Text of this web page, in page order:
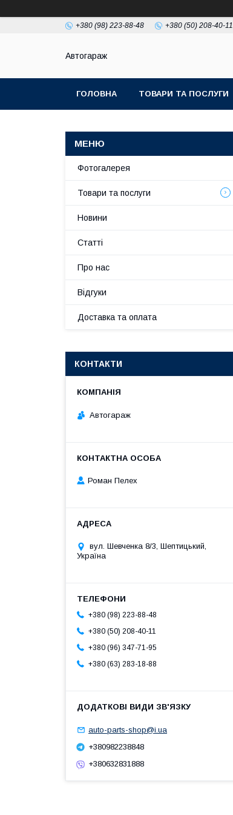
+380 (98) 223-88-48 +380 (50) 208-40-11
Автогараж
ГОЛОВНА ТОВАРИ ТА ПОСЛУГИ
Фотогалерея
Товари та послуги
Новини
Статті
Про нас
Відгуки
Доставка та оплата
КОНТАКТИ
Автогараж
Роман Пелех
вул. Шевченка 8/3, Шептицький,
Україна
+380 (98) 223-88-48
+380 (50) 208-40-11
+380 (96) 347-71-95
+380 (63) 283-18-88
auto-parts-shop@i.ua
+380982238848
+380632831888